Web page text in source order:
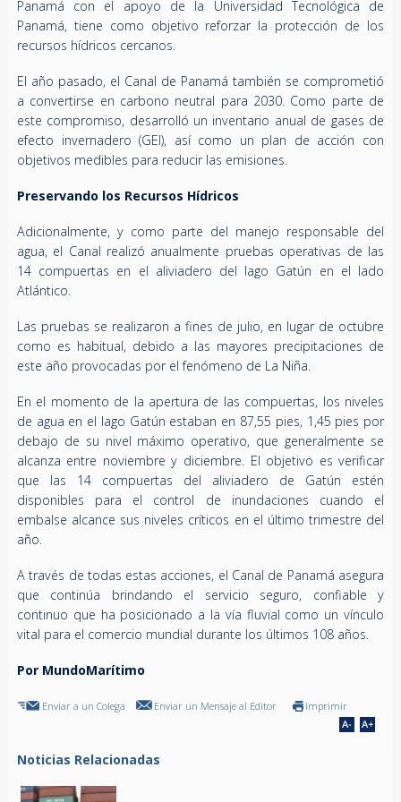
Panamá con el apoyo de la Universidad Tecnológica de
Panamá, tiene como objetivo reforzar la protección de los
recursos hídricos cercanos.
El año pasado, el Canal de Panamá también se comprometió
a convertirse en carbono neutral para 2030. Como parte de
este compromiso, desarrolló un inventario anual de gases de
efecto invernadero (GEI), así como un plan de acción con
objetivos medibles para reducir las emisiones.
Preservando los Recursos Hídricos
Adicionalmente, y como parte del manejo responsable del
agua, el Canal realizó anualmente pruebas operativas de las
14 compuertas en el aliviadero del lago Gatún en el lado
Atlántico.
Las pruebas se realizaron a fines de julio, en lugar de octubre
como es habitual, debido a las mayores precipitaciones de
este año provocadas por el fenómeno de La Niña.
En el momento de la apertura de las compuertas, los niveles
de agua en el lago Gatún estaban en 87,55 pies, 1,45 pies por
debajo de su nivel máximo operativo, que generalmente se
alcanza entre noviembre y diciembre. El objetivo es verificar
que las 14 compuertas del aliviadero de Gatún estén
disponibles para el control de inundaciones cuando el
embalse alcance sus niveles críticos en el último trimestre del
año.
A través de todas estas acciones, el Canal de Panamá asegura
que continúa brindando el servicio seguro, confiable y
continuo que ha posicionado a la vía fluvial como un vínculo
vital para el comercio mundial durante los últimos 108 años.
Por MundoMarítimo
Enviar a un Colega Enviar un Mensaje al Editor Imprimir
Noticias Relacionadas